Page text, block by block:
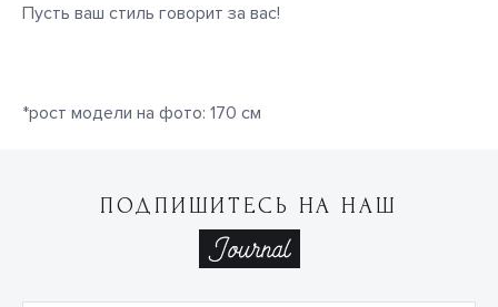
Пусть ваш стиль говорит за вас!
*рост модели на фото: 170 см
ПОДПИШИТЕСЬ НА НАШ